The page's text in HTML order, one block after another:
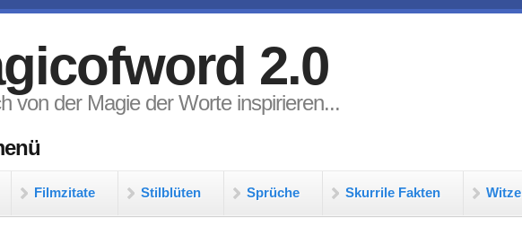
2.0
von der Magie der Worte inspirieren...
Filmzitate Stilblüten Sprüche Skurrile Fakten Witze